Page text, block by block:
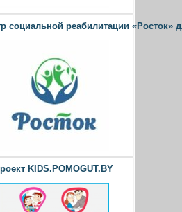
социальной реабилитации
KIDS.POMOGUT.BY